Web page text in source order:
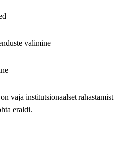
valimine
vaja institutsionaalset rahastamist
eraldi.